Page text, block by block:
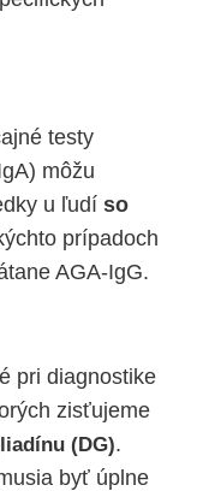
testy
môžu
u ľudí so
prípadoch
AGA-IgG.
pri diagnostike
zisťujeme
(DG).
byť úplne